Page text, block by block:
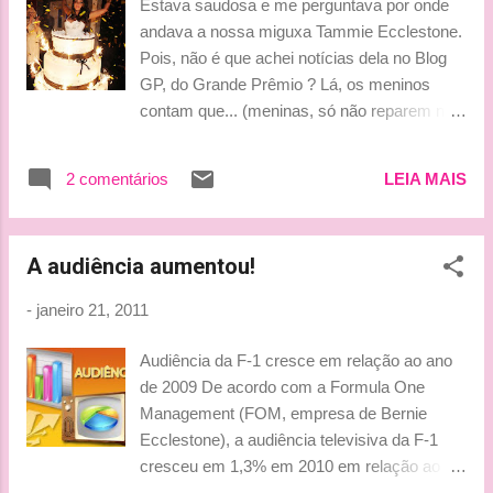
2007, quando a regra entrou em vigor, a Bridgestone tentou
diferenciar os compostos através de uma marca branca na
lateral do pneu macio. Porém, devido às dificuldades em
visualizar a marcação, a empresa pa...
Estava saudosa e me perguntava por onde
andava a nossa miguxa Tammie Ecclestone.
Pois, não é que achei notícias dela no Blog
GP, do Grande Prêmio ? Lá, os meninos
contam que... (meninas, só não reparem na
@Fernando_Silva7 SUMARÉ — Tem gente
que nasceu com aquilo virado para a lua,
É o caso de Omar Khyami, modelo e
26 anos no último domingo. Até aí, normal,
outras por aí. O lance todo é que há seis
filha lindíssima do chefão da F1. O casal já
planeja se mudar para uma mansão na
Inglaterra avaliada em US$ 120 milhões,
2 comentários LEIA MAIS
A audiência aumentou!
- janeiro 21, 2011
Audiência da F-1 cresce em relação ao ano
de 2009 De acordo com a Formula One
Management (FOM, empresa de Bernie
Ecclestone), a audiência televisiva da F-1
cresceu em 1,3% em 2010 em relação ao